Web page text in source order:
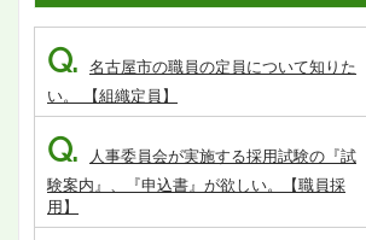
Q. 名古屋市の職員の定員について知りた
い。 【組織定員】
Q.
人事委員会が実施する採用試験の『試
験案内』、『申込書』が欲しい。【職員採
用】